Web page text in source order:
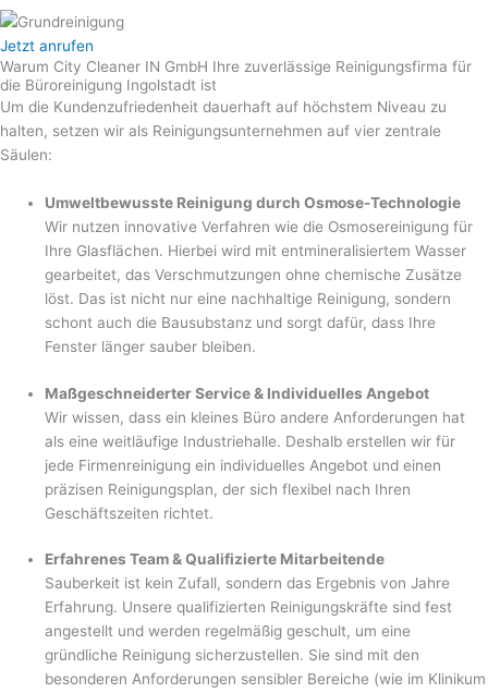
Jetzt anrufen
Warum City Cleaner IN GmbH Ihre zuverlässige Reinigungsfirma für
die Büroreinigung Ingolstadt ist
Um die Kundenzufriedenheit dauerhaft auf höchstem Niveau zu
halten, setzen wir als Reinigungsunternehmen auf vier zentrale
Säulen:
Umweltbewusste Reinigung durch Osmose-Technologie
Wir nutzen innovative Verfahren wie die Osmosereinigung für
Ihre Glasflächen. Hierbei wird mit entmineralisiertem Wasser
gearbeitet, das Verschmutzungen ohne chemische Zusätze
löst. Das ist nicht nur eine nachhaltige Reinigung, sondern
schont auch die Bausubstanz und sorgt dafür, dass Ihre
Fenster länger sauber bleiben.
Maßgeschneiderter Service & Individuelles Angebot
Wir wissen, dass ein kleines Büro andere Anforderungen hat
als eine weitläufige Industriehalle. Deshalb erstellen wir für
jede Firmenreinigung ein individuelles Angebot und einen
präzisen Reinigungsplan, der sich flexibel nach Ihren
Geschäftszeiten richtet.
Erfahrenes Team & Qualifizierte Mitarbeitende
Sauberkeit ist kein Zufall, sondern das Ergebnis von Jahre
Erfahrung. Unsere qualifizierten Reinigungskräfte sind fest
angestellt und werden regelmäßig geschult, um eine
gründliche Reinigung sicherzustellen. Sie sind mit den
besonderen Anforderungen sensibler Bereiche (wie im Klinikum